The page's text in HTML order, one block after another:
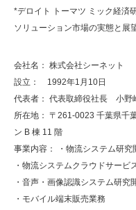
*デロイト トーマツ ミック経済
ソリューション市場の実態と
会社名： 株式会社シーネット
設立： 1992年1月10日
代表者： 代表取締役社長 小野
所在地： 〒261-0023 千葉県千
ン B 棟 11 階
事業内容： ・物流システム研究
・物流システムクラウドサービ
・音声・画像認識システム研究
・モバイル端末販売業務